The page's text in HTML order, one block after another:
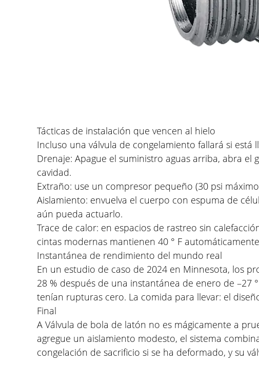
Tácticas de instalación que vencen al hielo
Incluso una válvula de congelamiento fallará si
Drenaje: Apague el suministro aguas arriba, abra el
cavidad.
Extraño: use un compresor pequeño (30 psi
Aislamiento: envuelva el cuerpo con espuma de
aún pueda actuarlo.
Trace de calor: en espacios de rastreo sin
cintas modernas mantienen 40 ° F
Instantánea de rendimiento del mundo real
En un estudio de caso de 2024 en Minnesota, los
28 % después de una instantánea de enero de –27
tenían rupturas cero. La comida para llevar: el
Final
A Válvula de bola de latón no es mágicamente a
agregue un aislamiento modesto, el sistema
congelación de sacrificio si se ha deformado, y su